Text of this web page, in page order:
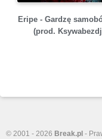
Eripe - Gardzę
(prod.
© 2001 - 2026 Break.pl -